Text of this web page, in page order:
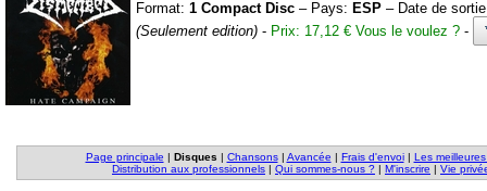
Format: 1 Compact Disc – Pays: ESP – Date de
(Seulement edition) - Prix: 17,12 € Vous le voulez ? -
Page principale | Disques | Chansons| Avancée | Frais d'envoi| Les
Distribution aux professionnels | Qui sommes-nous ? | M'inscrire | Vie